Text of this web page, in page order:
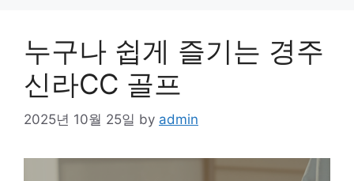
누구나 쉽게 즐기는 경주
신라CC 골프
2025년 10월 25일 by admin